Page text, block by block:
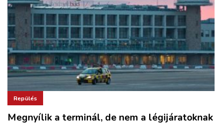
Repülés
Megnyílik a terminál, de nem a légijáratoknak